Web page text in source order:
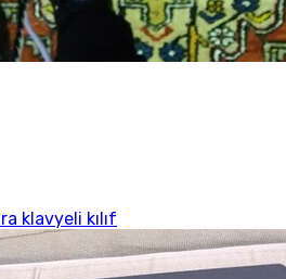
klavyeli kılıf